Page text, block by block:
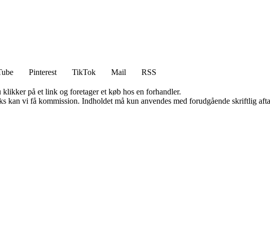
Pinterest TikTok Mail
RSS
på et link og foretager et køb hos en forhandler.
kan vi få kommission. Indholdet må kun anvendes med forudgående skriftlig